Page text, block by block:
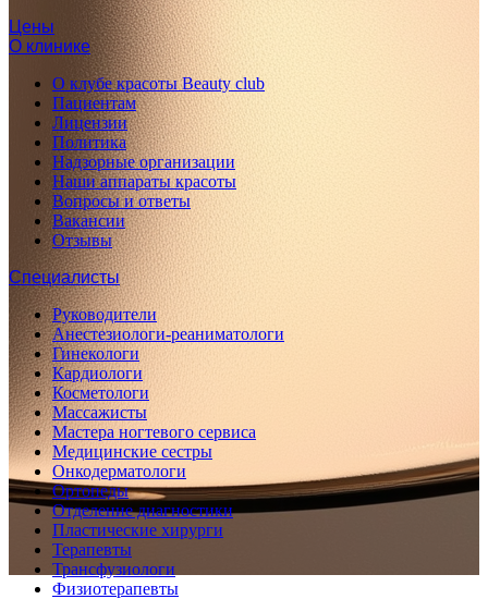
Цены
О клинике
О клубе красоты Beauty club
Пациентам
Лицензии
Политика
Надзорные организации
Наши аппараты красоты
Вопросы и ответы
Вакансии
Отзывы
Специалисты
Руководители
Анестезиологи-реаниматологи
Гинекологи
Кардиологи
Косметологи
Массажисты
Мастера ногтевого сервиса
Медицинские сестры
Онкодерматологи
Ортопеды
Отделение диагностики
Пластические хирурги
Терапевты
Трансфузиологи
Физиотерапевты